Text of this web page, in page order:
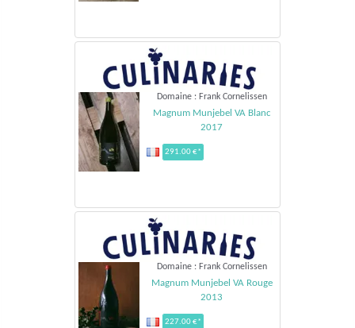
Domaine : Frank Cornelissen
Magnum Munjebel VA Blanc
2017
291.00 €*
Domaine : Frank Cornelissen
Magnum Munjebel VA Rouge
2013
227.00 €*